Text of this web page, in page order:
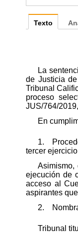
Texto
La
de Justicia
Tribunal
proceso
JUS/764/
En
1.
tercer
Asimismo,
ejecución de
acceso al
aspirantes
2.
Tribunal